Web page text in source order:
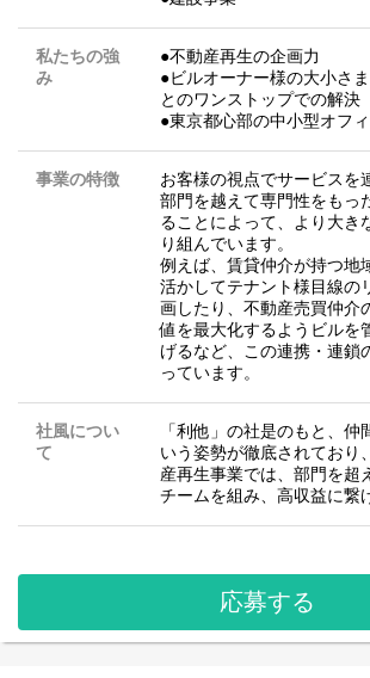
私たちの強
み
●不動産再生の企画力
●ビルオーナー様の大小さ
とのワンストップでの解決
●東京都心部の中小型オフ
事業の特徴
お客様の視点でサービスを
部⾨を越えて専⾨性をもっ
ることによって、より⼤き
り組んでいます。
例えば、賃貸仲介が持つ地
活かしてテナント様⽬線の
画したり、不動産売買仲介
値を最⼤化するようビルを
げるなど、この連携・連鎖
っています。
社風につい
て
「利他」の社是のもと、仲
いう姿勢が徹底されており
産再生事業では、部門を超
チームを組み、高収益に繋
応募する